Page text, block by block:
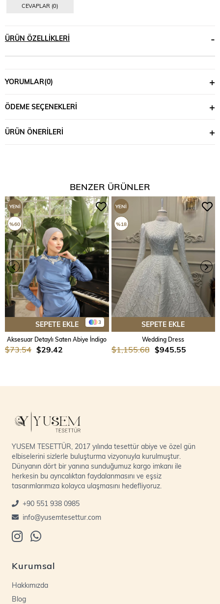
CEVAPLAR (0)
ÜRÜN ÖZELLIKLERI
YORUMLAR(0)
ÖDEME SEÇENEKLERI
ÜRÜN ÖNERILERI
BENZER ÜRÜNLER
3
SEPETE EKLE
Aksesuar Detaylı Saten Abiye İndigo
$29.42
$73.54
YENI
ÜRÜN
%60
SEPETE EKLE
Wedding Dress
$945.55
$1,155.68
YENI
ÜRÜN
%18
YUSEM TESETTÜR, 2017 yılında tesettür abiye ve özel gün
elbiselerini sizlerle buluşturma vizyonuyla kurulmuştur.
Dünyanın dört bir yanına sunduğumuz kargo imkanı ile
herkesin bu ayrıcalıktan faydalanmasını ve eşsiz
tasarımlarımıza kolayca ulaşmasını hedefliyoruz.
+90 551 938 0985
info@yusemtesettur.com
Kurumsal
Hakkımızda
Blog